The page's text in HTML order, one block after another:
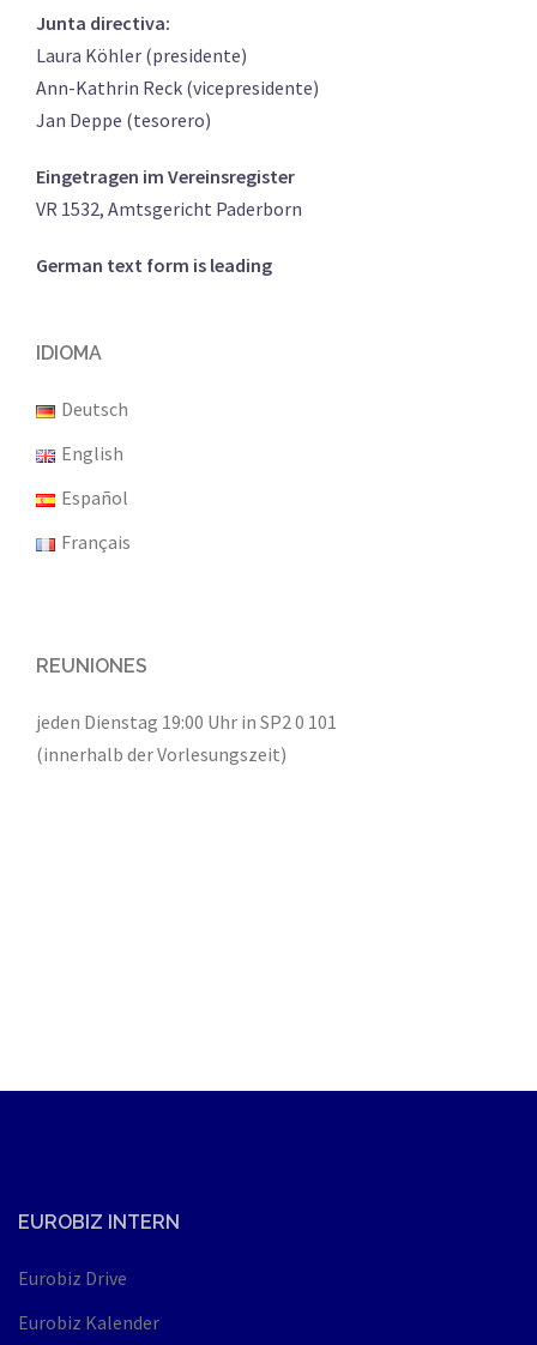
Junta directiva:
Laura Köhler (presidente)
Ann-Kathrin Reck (vicepresidente)
Jan Deppe (tesorero)
Eingetragen im Vereinsregister
VR 1532, Amtsgericht Paderborn
German text form is leading
IDIOMA
Deutsch
English
Español
Français
REUNIONES
jeden Dienstag 19:00 Uhr in SP2 0 101
(innerhalb der Vorlesungszeit)
EUROBIZ INTERN
Eurobiz Drive
Eurobiz Kalender